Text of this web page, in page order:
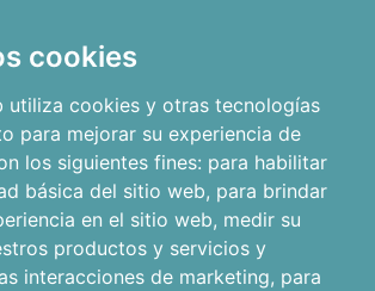
cookies
utiliza cookies y otras tecnologías
para mejorar su experiencia de
los siguientes fines: para habilitar
básica del sitio web, para brindar
en el sitio web, medir su
productos y servicios y
interacciones de marketing, para